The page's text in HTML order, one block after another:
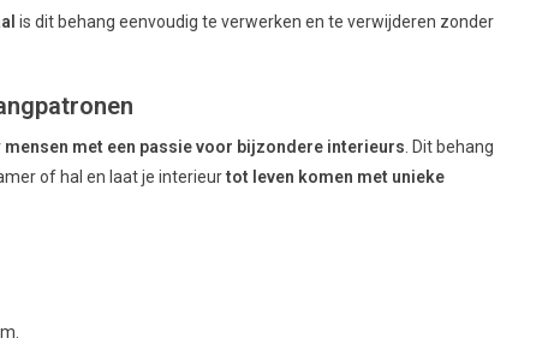
is dit behang eenvoudig te verwerken en te verwijderen zonder
mensen met een passie voor bijzondere interieurs . Dit behang
of hal en laat je interieurtot leven komen met unieke